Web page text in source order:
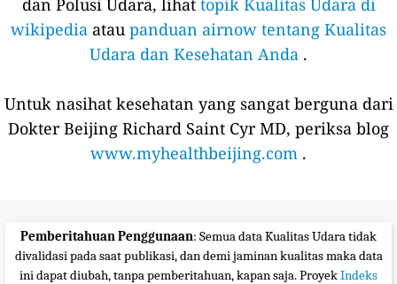
dan Polusi Udara, lihat topik Kualitas Udara di
wikipedia atau panduan airnow tentang Kualitas
Udara dan Kesehatan Anda .
Untuk nasihat kesehatan yang sangat berguna dari
Dokter Beijing Richard Saint Cyr MD, periksa blog
www.myhealthbeijing.com .
Pemberitahuan Penggunaan: Semua data Kualitas Udara tidak
divalidasi pada saat publikasi, dan demi jaminan kualitas maka data
ini dapat diubah, tanpa pemberitahuan, kapan saja. ProyekIndeks